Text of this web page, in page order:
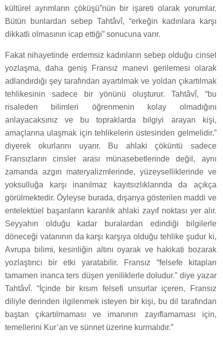
kültürel ayrımların çöküşü”nün bir işareti olarak yorumlar.
Bütün bunlardan sebep Tahtâvî, “erkeğin kadınlara karşı
dikkatli olmasının icap ettiği” sonucuna varır.
Fakat nihayetinde erdemsiz kadınların sebep olduğu cinsel
yozlaşma, daha geniş Fransız manevi gerilemesi olarak
adlandırdığı şey tarafından ayartılmak ve yoldan çıkartılmak
tehlikesinin sadece bir yönünü oluşturur. Tahtâvî, “bu
risaleden bilimleri öğrenmenin kolay olmadığını
anlayacaksınız ve bu topraklarda bilgiyi arayan kişi,
amaçlarına ulaşmak için tehlikelerin üstesinden gelmelidir.”
diyerek okurlarını uyarır. Bu ahlaki çöküntü sadece
Fransızların cinsler arası münasebetlerinde değil, aynı
zamanda azgın materyalizmlerinde, yüzeyselliklerinde ve
yoksulluğa karşı inanılmaz kayıtsızlıklarında da açıkça
görülmektedir. Öyleyse burada, dışarıya gösterilen maddi ve
entelektüel başarıların karanlık ahlaki zayıf noktası yer alır.
Seyyahın olduğu kadar buralardan edindiği bilgilerle
döneceği vatanının da karşı karşıya olduğu tehlike şudur ki,
Avrupa bilimi, kesinliğin altını oyarak ve hakikati bozarak
yozlaştırıcı bir etki yaratabilir. Fransız “felsefe kitapları
tamamen inanca ters düşen yeniliklerle doludur.” diye yazar
Tahtâvî. “İçinde bir kısım felsefi unsurlar içeren, Fransız
diliyle derinden ilgilenmek isteyen bir kişi, bu dil tarafından
baştan çıkartılmaması ve imanının zayıflamaması için,
temellerini Kur’an ve sünnet üzerine kurmalıdır.”